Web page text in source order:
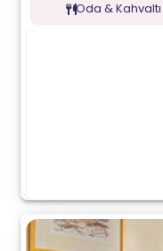
Oda & Kahvaltı